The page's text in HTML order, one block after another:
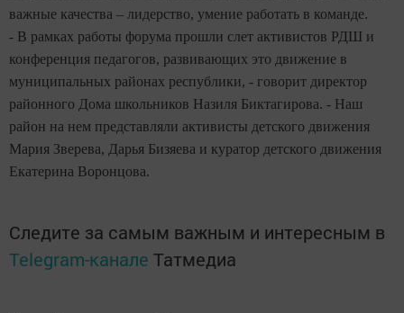
важные качества – лидерство, умение работать в команде.
- В рамках работы форума прошли слет активистов РДШ и
конференция педагогов, развивающих это движение в
муниципальных районах республики, - говорит директор
районного Дома школьников Назиля Биктагирова. - Наш
район на нем представляли активисты детского движения
Мария Зверева, Дарья Бизяева и куратор детского движения
Eкатерина Воронцова.
Следите за самым важным и интересным в
Telegram-канале Татмедиа